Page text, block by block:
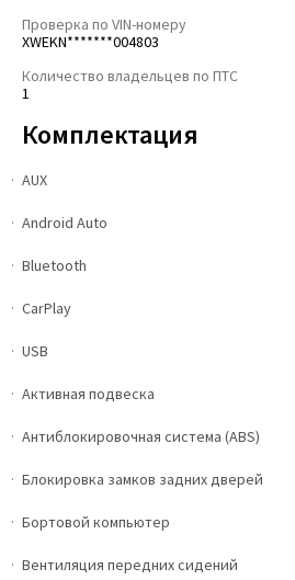
Проверка по VIN-номеру
XWEKN*******004803
Количество владельцев по ПТС
1
Комплектация
AUX
Android Auto
Bluetooth
CarPlay
USB
Активная подвеска
Антиблокировочная система (ABS)
Блокировка замков задних дверей
Бортовой компьютер
Вентиляция передних сидений